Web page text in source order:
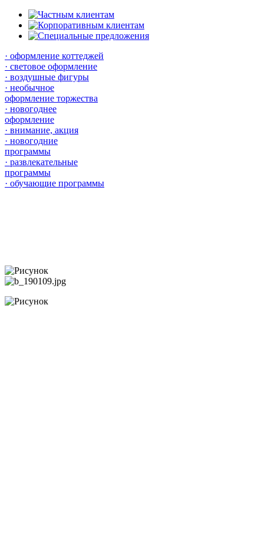
· оформление коттеджей
· световое оформление
· воздушные фигуры
· необычное
оформление торжества
· новогоднее
оформление
· внимание, акция
· новогодние
программы
· развлекательные
программы
· обучающие программы